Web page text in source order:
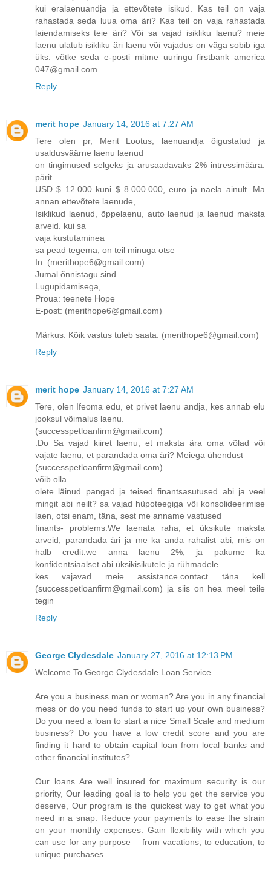
kui eralaenuandja ja ettevõtete isikud. Kas teil on vaja
rahastada seda luua oma äri? Kas teil on vaja rahastada
laiendamiseks teie äri? Või sa vajad isikliku laenu? meie
laenu ulatub isikliku äri laenu või vajadus on väga sobib iga
üks. võtke seda e-posti mitme uuringu firstbank america
047@gmail.com
Reply
merit hope January 14, 2016 at 7:27 AM
Tere olen pr, Merit Lootus, laenuandja õigustatud ja
usaldusväärne laenu laenud
on tingimused selgeks ja arusaadavaks 2% intressimäära.
pärit
USD $ 12.000 kuni $ 8.000.000, euro ja naela ainult. Ma
annan ettevõtete laenude,
Isiklikud laenud, õppelaenu, auto laenud ja laenud maksta
arveid. kui sa
vaja kustutaminea
sa pead tegema, on teil minuga otse
In: (merithope6@gmail.com)
Jumal õnnistagu sind.
Lugupidamisega,
Proua: teenete Hope
E-post: (merithope6@gmail.com)
Märkus: Kõik vastus tuleb saata: (merithope6@gmail.com)
Reply
merit hope January 14, 2016 at 7:27 AM
Tere, olen Ifeoma edu, et privet laenu andja, kes annab elu
jooksul võimalus laenu.
(successpetloanfirm@gmail.com)
.Do Sa vajad kiiret laenu, et maksta ära oma võlad või
vajate laenu, et parandada oma äri? Meiega ühendust
(successpetloanfirm@gmail.com)
võib olla
olete läinud pangad ja teised finantsasutused abi ja veel
mingit abi neilt? sa vajad hüpoteegiga või konsolideerimise
laen, otsi enam, täna, sest me anname vastused
finants- problems.We laenata raha, et üksikute maksta
arveid, parandada äri ja me ka anda rahalist abi, mis on
halb credit.we anna laenu 2%, ja pakume ka
konfidentsiaalset abi üksikisikutele ja rühmadele
kes vajavad meie assistance.contact täna kell
(successpetloanfirm@gmail.com) ja siis on hea meel teile
tegin
Reply
George Clydesdale January 27, 2016 at 12:13 PM
Welcome To George Clydesdale Loan Service….
Are you a business man or woman? Are you in any financial
mess or do you need funds to start up your own business?
Do you need a loan to start a nice Small Scale and medium
business? Do you have a low credit score and you are
finding it hard to obtain capital loan from local banks and
other financial institutes?.
Our loans Are well insured for maximum security is our
priority, Our leading goal is to help you get the service you
deserve, Our program is the quickest way to get what you
need in a snap. Reduce your payments to ease the strain
on your monthly expenses. Gain flexibility with which you
can use for any purpose – from vacations, to education, to
unique purchases